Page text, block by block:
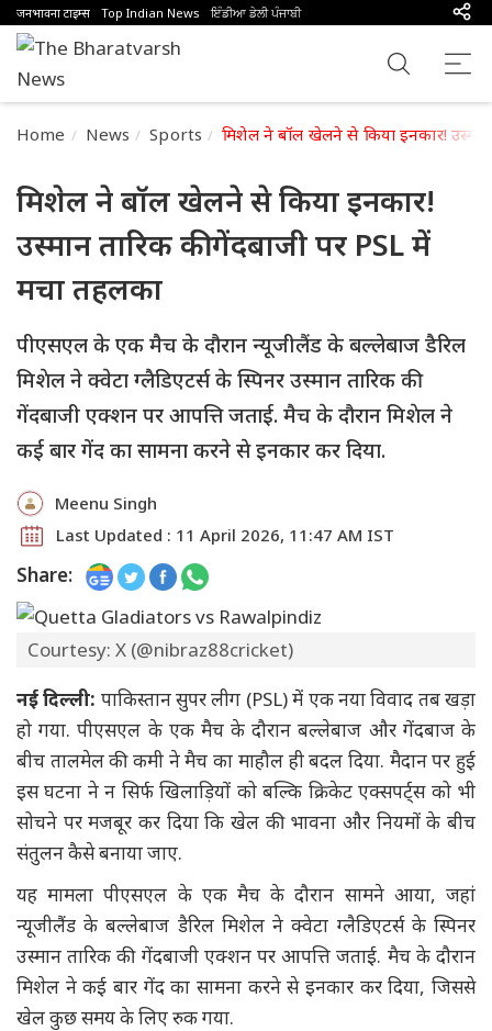
जनभावना टाइम्स Top Indian News ਇੰਡੀਆ ਡੇਲੀ ਪੰਜਾਬੀ
Home News Sports मिशेल ने बॉल खेलने से किया इनकार!
मिशेल ने बॉल खेलने से किया इनकार!
उस्मान तारिक की गेंदबाजी पर PSL में
मचा तहलका
पीएसएल के एक मैच के दौरान न्यूजीलैंड के बल्लेबाज डैरिल
मिशेल ने क्वेटा ग्लैडिएटर्स के स्पिनर उस्मान तारिक की
गेंदबाजी एक्शन पर आपत्ति जताई. मैच के दौरान मिशेल ने
कई बार गेंद का सामना करने से इनकार कर दिया.
Meenu Singh
Last Updated : 11 April 2026, 11:47 AM IST
Share:
Courtesy: X (@nibraz88cricket)
नई दिल्ली: पाकिस्तान सुपर लीग (PSL) में एक नया विवाद तब खड़ा
हो गया. पीएसएल के एक मैच के दौरान बल्लेबाज और गेंदबाज के
बीच तालमेल की कमी ने मैच का माहौल ही बदल दिया. मैदान पर हुई
इस घटना ने न सिर्फ खिलाड़ियों को बल्कि क्रिकेट एक्सपर्ट्स को भी
सोचने पर मजबूर कर दिया कि खेल की भावना और नियमों के बीच
संतुलन कैसे बनाया जाए.
यह मामला पीएसएल के एक मैच के दौरान सामने आया, जहां
न्यूजीलैंड के बल्लेबाज डैरिल मिशेल ने क्वेटा ग्लैडिएटर्स के स्पिनर
उस्मान तारिक की गेंदबाजी एक्शन पर आपत्ति जताई. मैच के दौरान
मिशेल ने कई बार गेंद का सामना करने से इनकार कर दिया, जिससे
खेल कुछ समय के लिए रुक गया.